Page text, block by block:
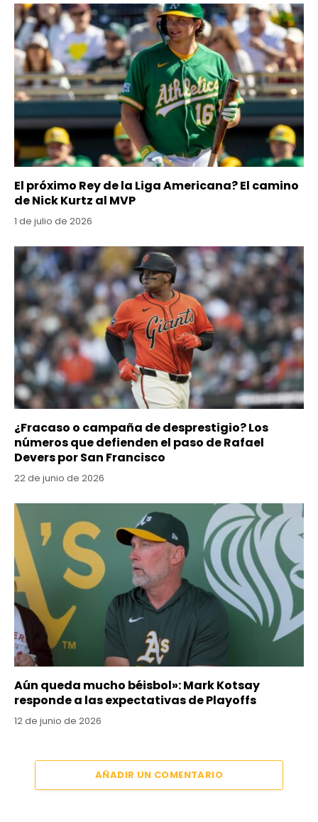
El próximo Rey de la Liga Americana? El camino
de Nick Kurtz al MVP
1 de julio de 2026
¿Fracaso o campaña de desprestigio? Los
números que defienden el paso de Rafael
Devers por San Francisco
22 de junio de 2026
Aún queda mucho béisbol»: Mark Kotsay
responde a las expectativas de Playoffs
12 de junio de 2026
AÑADIR UN COMENTARIO